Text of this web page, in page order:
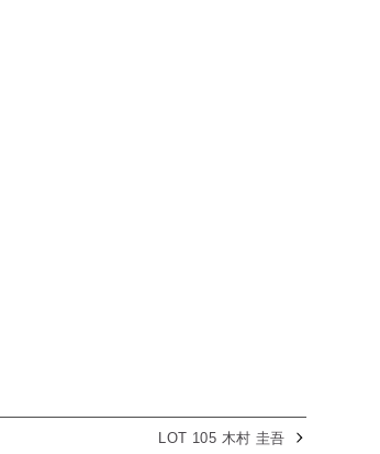
LOT 105 木村 圭吾